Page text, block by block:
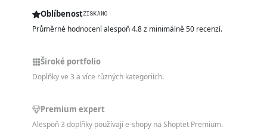
OblíbenostZÍSKÁNO
Průměrné hodnocení alespoň 4.8 z minimálně 50 recenzí.
Široké portfolio
Doplňky ve 3 a více různých kategoriích.
Premium expert
Alespoň 3 doplňky používají e-shopy na Shoptet Premium.